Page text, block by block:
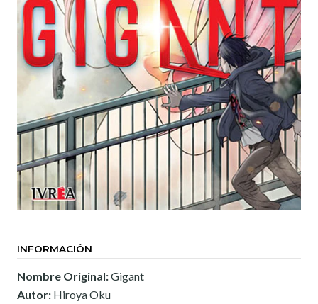
INFORMACIÓN
Nombre Original:Gigant
Autor: Hiroya Oku